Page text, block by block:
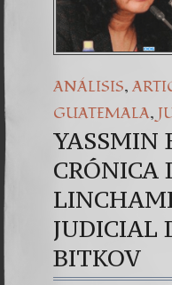
ANÁLISIS,
GUATEMALA,
YASSMIN
CRÓNICA
JUDICIAL
BITKOV